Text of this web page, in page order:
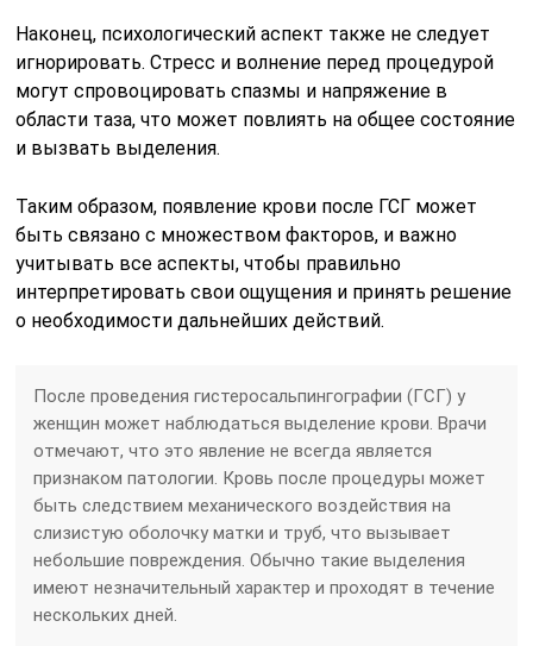
Наконец, психологический аспект также не следует
игнорировать. Стресс и волнение перед процедурой
могут спровоцировать спазмы и напряжение в
области таза, что может повлиять на общее состояние
и вызвать выделения.
Таким образом, появление крови после ГСГ может
быть связано с множеством факторов, и важно
учитывать все аспекты, чтобы правильно
интерпретировать свои ощущения и принять решение
о необходимости дальнейших действий.
После проведения гистеросальпингографии (ГСГ) у
женщин может наблюдаться выделение крови. Врачи
отмечают, что это явление не всегда является
признаком патологии. Кровь после процедуры может
быть следствием механического воздействия на
слизистую оболочку матки и труб, что вызывает
небольшие повреждения. Обычно такие выделения
имеют незначительный характер и проходят в течение
нескольких дней.